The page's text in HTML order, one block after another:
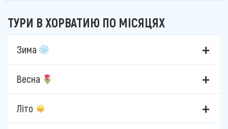
ТУРИ В ХОРВАТИЮ ПО МІСЯЦЯХ
Зима
Весна
Літо